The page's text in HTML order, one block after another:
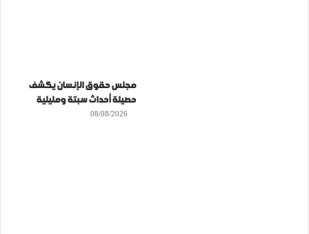
مجلس حقوق الإنسان يكشف
حصيلة أحداث سبتة ومليلية
08/08/2026